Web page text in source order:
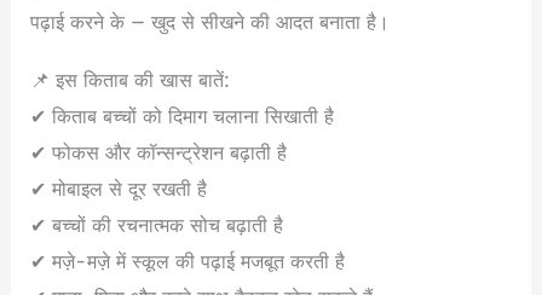
पढ़ाई करने के — खुद से सीखने की आदत बनाता है।
📌 इस किताब की खास बातें:
✔ किताब बच्चों को दिमाग चलाना सिखाती है
✔ फोकस और कॉन्सन्ट्रेशन बढ़ाती है
✔ मोबाइल से दूर रखती है
✔ बच्चों की रचनात्मक सोच बढ़ाती है
✔ मज़े-मज़े में स्कूल की पढ़ाई मजबूत करती है